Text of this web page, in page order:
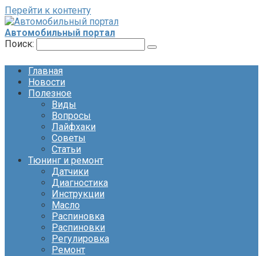
Перейти к контенту
Автомобильный портал
Поиск:
Главная
Новости
Полезное
Виды
Вопросы
Лайфхаки
Советы
Статьи
Тюнинг и ремонт
Датчики
Диагностика
Инструкции
Масло
Распиновка
Распиновки
Регулировка
Ремонт